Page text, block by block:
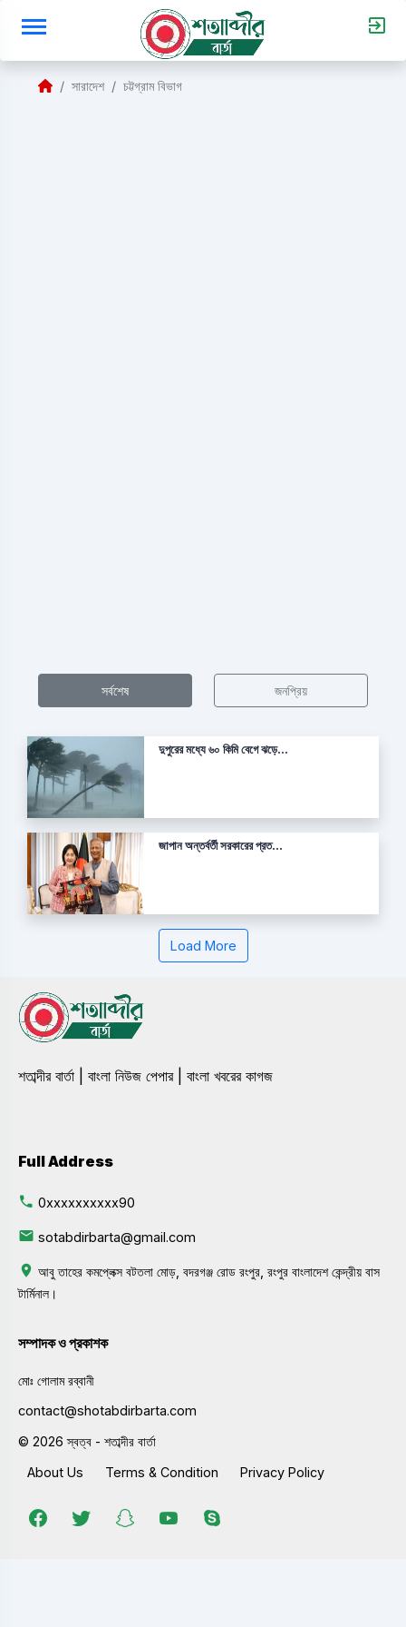
সারাদেশ চট্টগ্রাম বিভাগ
সর্বশেষ জনপ্রিয়
দুপুরের মধ্যে ৬০ কিমি বেগে ঝড়ে...
জাপান অন্তর্বর্তী সরকারের প্রত...
Load More
শতাব্দীর বার্তা | বাংলা নিউজ পেপার | বাংলা খবরের কাগজ
Full Address
0xxxxxxxxxx90
sotabdirbarta@gmail.com
আবু তাহের কমপ্লেক্স বটতলা মোড়, বদরগঞ্জ রোড রংপুর, রংপুর বাংলাদেশ কেন্দ্রীয় বাস
টার্মিনাল।
সম্পাদক ও প্রকাশক
মোঃ গোলাম রব্বানী
contact@shotabdirbarta.com
© 2026 স্বত্ব - শতাব্দীর বার্তা
About Us
Terms & Condition Privacy Policy